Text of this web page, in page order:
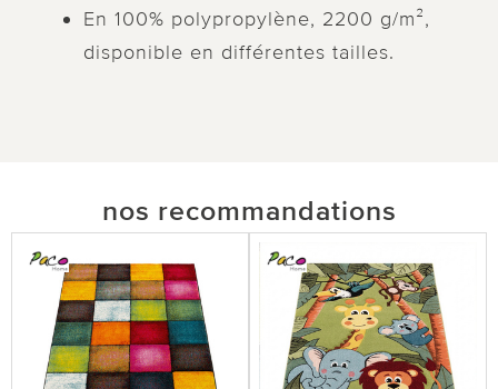
En 100% polypropylène, 2200 g/m²,
disponible en différentes tailles.
nos recommandations